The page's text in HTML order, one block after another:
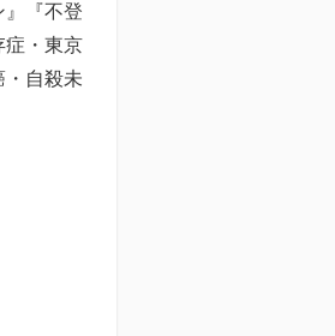
』『不登
症・東京
・自殺未